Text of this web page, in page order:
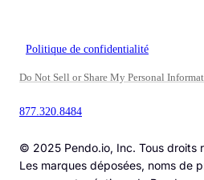
Politique de confidentialité
Do Not Sell or Share My Personal
877.320.8484
© 2025 Pendo.io, Inc. Tous droits
Les marques déposées, noms de